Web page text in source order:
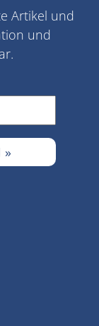
Artikel und
und